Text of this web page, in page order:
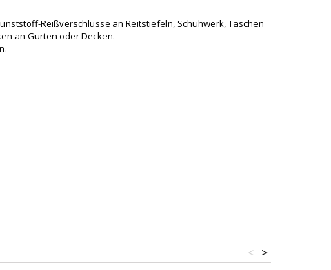
Reißverschlüsse an Reitstiefeln, Schuhwerk, Taschen
an Gurten oder Decken.
>
<